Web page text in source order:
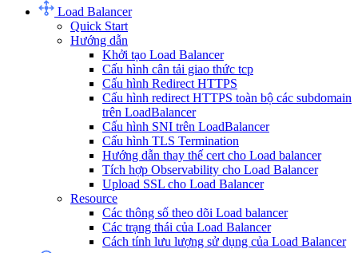
Load Balancer
Quick Start
Hướng dẫn
Khởi tạo Load Balancer
Cấu hình cân tải giao thức tcp
Cấu hình Redirect HTTPS
Cấu hình redirect HTTPS toàn bộ các subdomain
trên LoadBalancer
Cấu hình SNI trên LoadBalancer
Cấu hình TLS Termination
Hướng dẫn thay thế cert cho Load balancer
Tích hợp Observability cho Load Balancer
Upload SSL cho Load Balancer
Resource
Các thông số theo dõi Load balancer
Các trạng thái của Load Balancer
Cách tính lưu lượng sử dụng của Load Balancer